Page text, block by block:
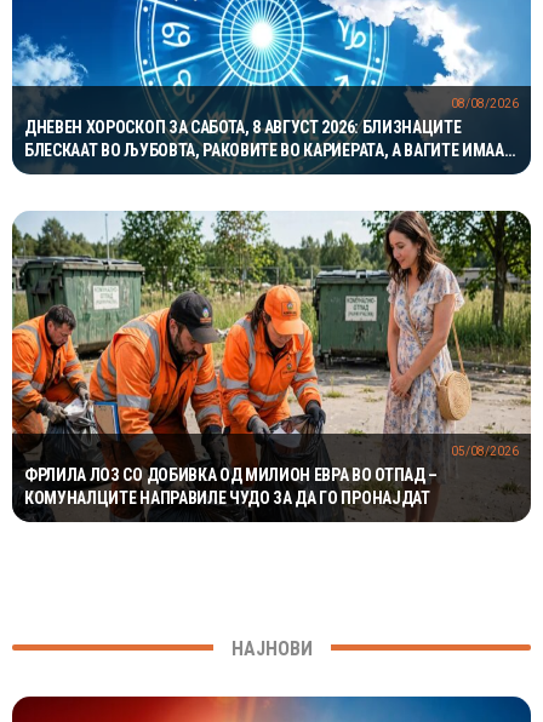
ДНЕВЕН ХОРОСКОП ЗА САБОТА, 8 АВГУСТ 2026: БЛИЗНАЦИТЕ
БЛЕСКААТ ВО ЉУБОВТА, РАКОВИТЕ ВО КАРИЕРАТА, А ВАГИТЕ ИМААТ
ОДЛИЧЕН ДЕН ЗА ХАРМОНИЈА
08/08/2026
ФРЛИЛА ЛОЗ СО ДОБИВКА ОД МИЛИОН ЕВРА ВО ОТПАД –
КОМУНАЛЦИТЕ НАПРАВИЛЕ ЧУДО ЗА ДА ГО ПРОНАЈДАТ
05/08/2026
НАЈНОВИ